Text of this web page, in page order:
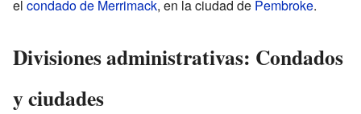
el condado de Merrimack, en la ciudad de Pembroke.
Divisiones administrativas: Condados
y ciudades